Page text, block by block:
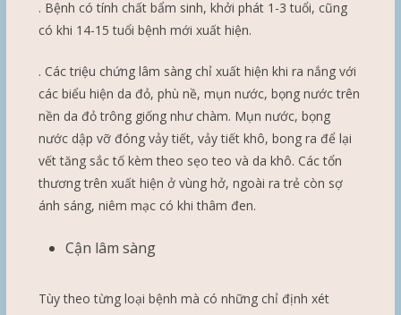
. Bệnh có tính chất bẩm sinh, khởi phát 1-3 tuổi, cũng
có khi 14-15 tuổi bệnh mới xuất hiện.
. Các triệu chứng lâm sàng chỉ xuất hiện khi ra nắng với
các biểu hiện da đỏ, phù nề, mụn nước, bọng nước trên
nền da đỏ trông giống như chàm. Mụn nước, bọng
nước dập vỡ đóng vảy tiết, vảy tiết khô, bong ra để lại
vết tăng sắc tố kèm theo sẹo teo và da khô. Các tổn
thương trên xuất hiện ở vùng hở, ngoài ra trẻ còn sợ
ánh sáng, niêm mạc có khi thâm đen.
Cận lâm sàng
Tùy theo từng loại bệnh mà có những chỉ định xét